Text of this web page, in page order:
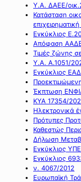
Υ.Α. ΔΑΕΕ/
Κατάσταση
Εγκύκλιος
Απόφαση
Τιμές ζώνης
Υ.Α. Α.1051/
Εγκύκλιος
Έκπτωση
ΚΥΑ 17354/
Ηλεκτρονικά
Πρότυπες
Καθεστώς
Δήλωση
Εγκύκλιος
Εγκύκλιος
ν. 4067/2012
Ευρωπαϊκή